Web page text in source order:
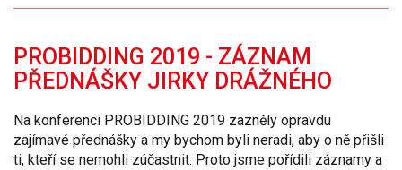
PROBIDDING 2019 - ZÁZNAM
PŘEDNÁŠKY JIRKY DRÁŽNÉHO
Na konferenci PROBIDDING 2019 zazněly opravdu
zajímavé přednášky a my bychom byli neradi, aby o ně přišli
ti, kteří se nemohli zúčastnit. Proto jsme pořídili záznamy a